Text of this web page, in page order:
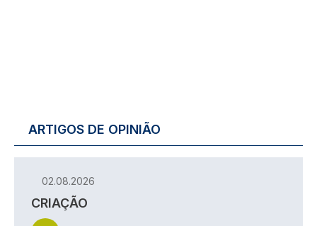
ARTIGOS DE OPINIÃO
02.08.2026
CRIAÇÃO